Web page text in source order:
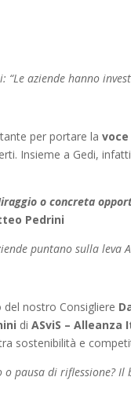
“Le aziende hanno
per portare la
Insieme a Gedi,
o concreta
Pedrini
puntano sulla leva
nostro Consigliere
diASviS –
sostenibilità e
o pausa di riflessione?